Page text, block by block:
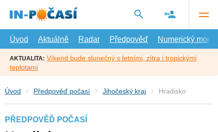
hlavní
Úvod
Aktuálně Radar Předpověď Numerický model
AKTUALITA: Víkend bude slunečný s letními, zítra i tropickými
teplotami
Úvod Předpověď počasí Jihočeský kraj Hradisko
PŘEDPOVĚĎ POČASÍ